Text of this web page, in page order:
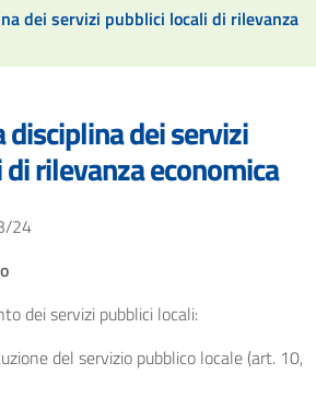
dei servizi pubblici locali di rilevanza
dei servizi
rilevanza economica
24
dei servizi pubblici locali:
del servizio pubblico locale (art. 10,